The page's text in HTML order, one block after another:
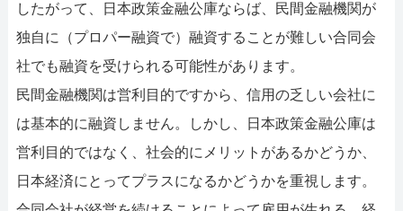
したがって、日本政策金融公庫ならば、民間金融機関が
独自に（プロパー融資で）融資することが難しい合同会
社でも融資を受けられる可能性があります。
民間金融機関は営利目的ですから、信用の乏しい会社に
は基本的に融資しません。しかし、日本政策金融公庫は
営利目的ではなく、社会的にメリットがあるかどうか、
日本経済にとってプラスになるかどうかを重視します。